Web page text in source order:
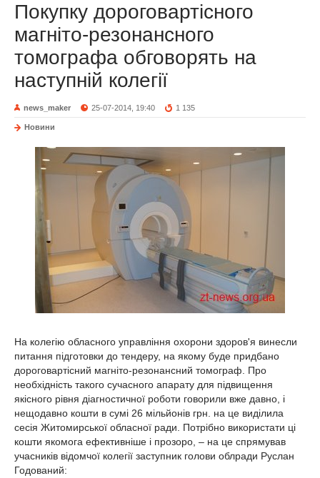
Покупку дороговартісного
магніто-резонансного
томографа обговорять на
наступній колегії
news_maker 25-07-2014, 19:40 1 135
Новини
На колегію обласного управління охорони здоров'я винесли
питання підготовки до тендеру, на якому буде придбано
дороговартісний магніто-резонансний томограф. Про
необхідність такого сучасного апарату для підвищення
якісного рівня діагностичної роботи говорили вже давно, і
нещодавно кошти в сумі 26 мільйонів грн. на це виділила
сесія Житомирської обласної ради. Потрібно використати ці
кошти якомога ефективніше і прозоро, – на це спрямував
учасників відомчої колегії заступник голови облради Руслан
Годований: